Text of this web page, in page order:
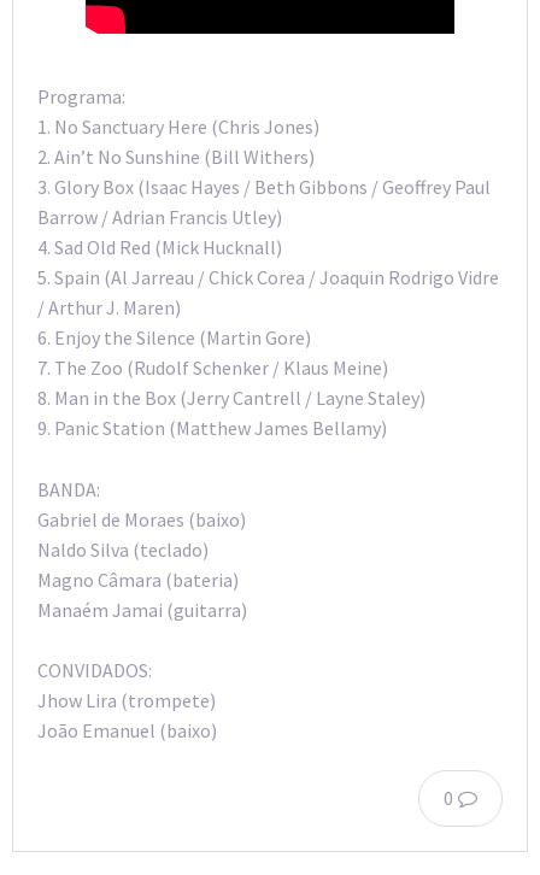
Programa:
1. No Sanctuary Here (Chris Jones)
2. Ain’t No Sunshine (Bill Withers)
3. Glory Box (Isaac Hayes / Beth Gibbons / Geoffrey Paul
Barrow / Adrian Francis Utley)
4. Sad Old Red (Mick Hucknall)
5. Spain (Al Jarreau / Chick Corea / Joaquin Rodrigo Vidre
/ Arthur J. Maren)
6. Enjoy the Silence (Martin Gore)
7. The Zoo (Rudolf Schenker / Klaus Meine)
8. Man in the Box (Jerry Cantrell / Layne Staley)
9. Panic Station (Matthew James Bellamy)
BANDA:
Gabriel de Moraes (baixo)
Naldo Silva (teclado)
Magno Câmara (bateria)
Manaém Jamai (guitarra)
CONVIDADOS:
Jhow Lira (trompete)
João Emanuel (baixo)
0